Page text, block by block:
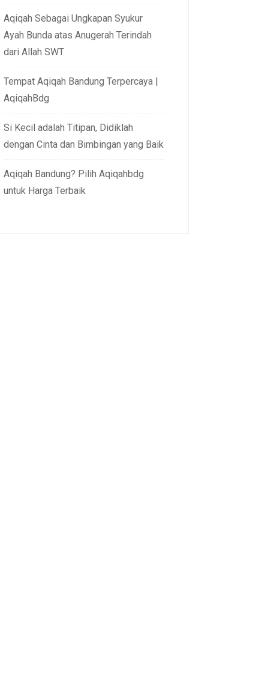
Aqiqah Sebagai Ungkapan Syukur
Ayah Bunda atas Anugerah Terindah
dari Allah SWT
Tempat Aqiqah Bandung Terpercaya |
AqiqahBdg
Si Kecil adalah Titipan, Didiklah
dengan Cinta dan Bimbingan yang Baik
Aqiqah Bandung? Pilih Aqiqahbdg
untuk Harga Terbaik